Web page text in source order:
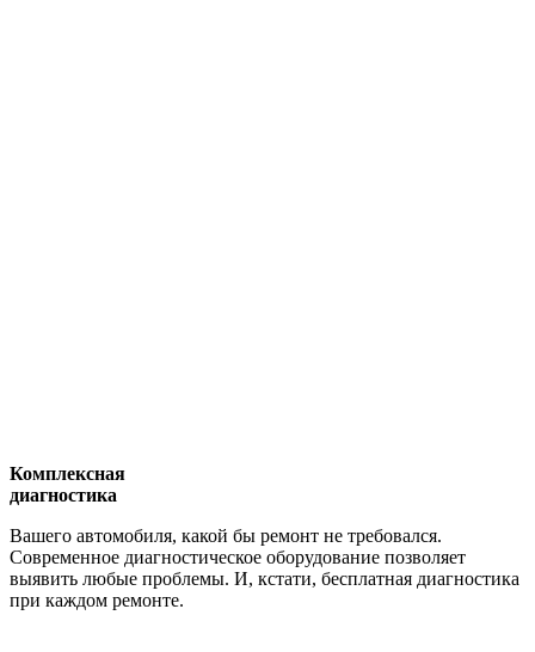
Комплексная
диагностика
Вашего автомобиля, какой бы ремонт не требовался.
Современное диагностическое оборудование позволяет
выявить любые проблемы. И, кстати, бесплатная диагностика
при каждом ремонте.